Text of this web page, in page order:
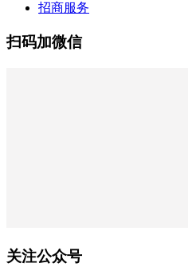
招商服务
扫码加微信
关注公众号